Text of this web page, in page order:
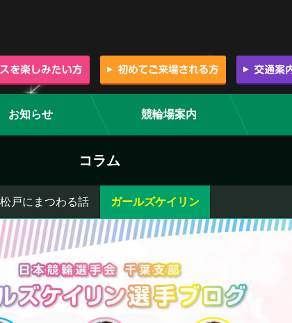
お知らせ 競輪場案内
コラム
松戸にまつわる話 ガールズケイリン